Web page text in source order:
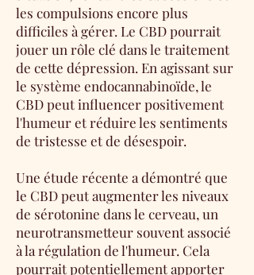
les compulsions encore plus
difficiles à gérer. Le CBD pourrait
jouer un rôle clé dans le traitement
de cette dépression. En agissant sur
le système endocannabinoïde, le
CBD peut influencer positivement
l'humeur et réduire les sentiments
de tristesse et de désespoir.
Une étude récente a démontré que
le CBD peut augmenter les niveaux
de sérotonine dans le cerveau, un
neurotransmetteur souvent associé
à la régulation de l'humeur. Cela
pourrait potentiellement apporter